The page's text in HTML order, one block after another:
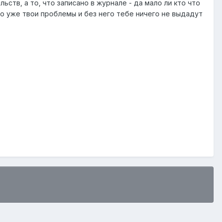
а то, что записано в журнале - да мало ли кто что
уже твои проблемы и без него тебе ничего не выдадут